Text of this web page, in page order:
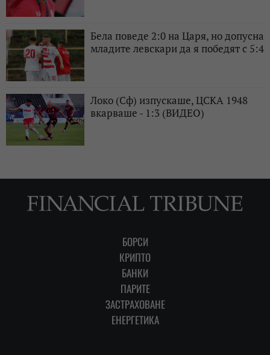
Бела поведе 2:0 на Царя, но допусна
младите левскари да я победят с 5:4
Локо (Сф) изпускаше, ЦСКА 1948
вкарваше - 1:3 (ВИДЕО)
БОРСИ
КРИПТО
БАНКИ
ПАРИТЕ
ЗАСТРАХОВАНЕ
ЕНЕРГЕТИКА